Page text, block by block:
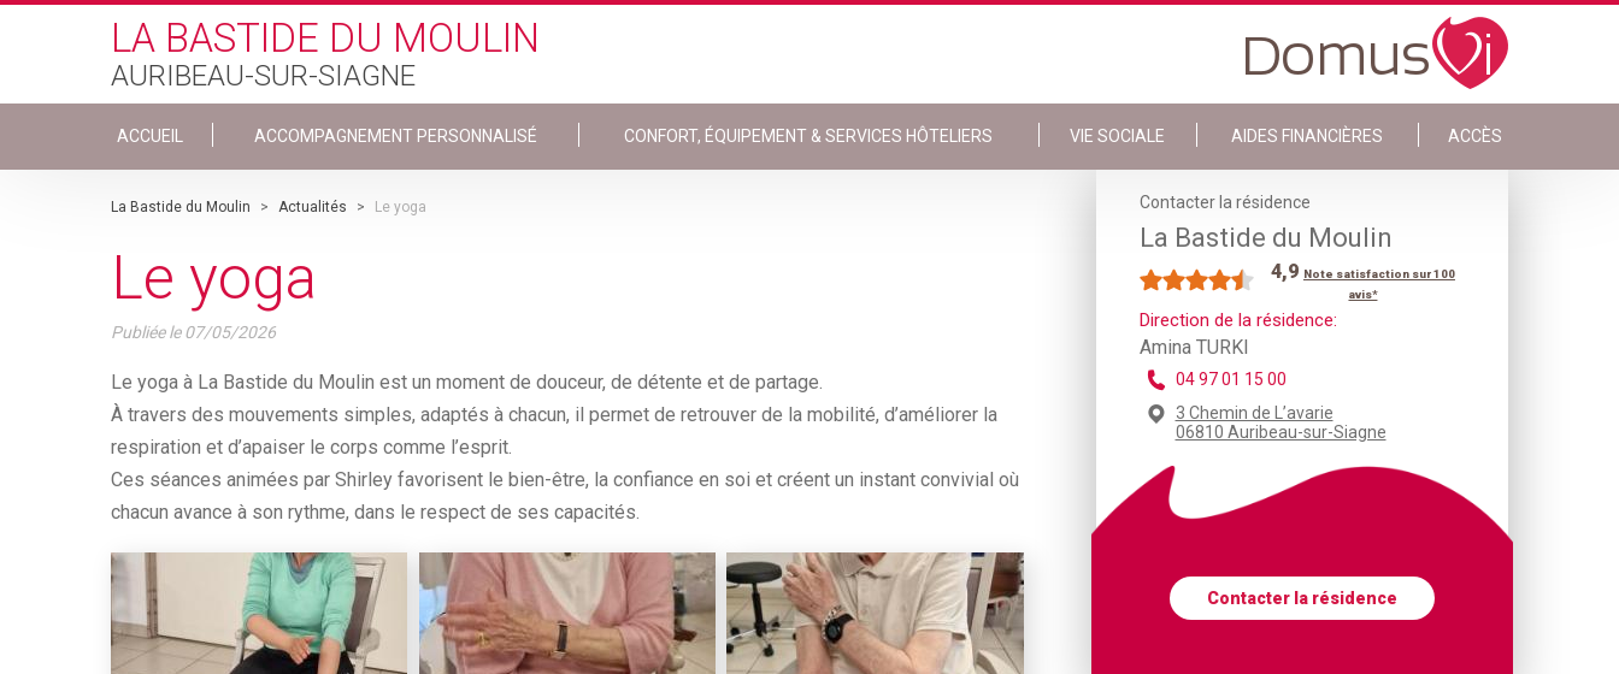
Skip to main content
LA BASTIDE DU MOULIN
AURIBEAU-SUR-SIAGNE
ACCUEIL ACCOMPAGNEMENT PERSONNALISÉ CONFORT, ÉQUIPEMENT & SERVICES HÔTELIERS VIE SOCIALE AIDES FINANCIÈRES ACCÈS
La Bastide du Moulin > Actualités > Le yoga
Le yoga
Publiée le07/05/2026
Le yoga à La Bastide du Moulin est un moment de douceur, de détente et de partage.
À travers des mouvements simples, adaptés à chacun, il permet de retrouver de la mobilité, d’améliorer la
respiration et d’apaiser le corps comme l’esprit.
Ces séances animées par Shirley favorisent le bien-être, la confiance en soi et créent un instant convivial où
chacun avance à son rythme, dans le respect de ses capacités.
Contacter la résidence
La Bastide du Moulin
4,9 Note satisfaction sur 100
avis*
Direction de la résidence:
Amina TURKI
04 97 01 15 00
3 Chemin de L’avarie
06810 Auribeau-sur-Siagne
Contacter la résidence